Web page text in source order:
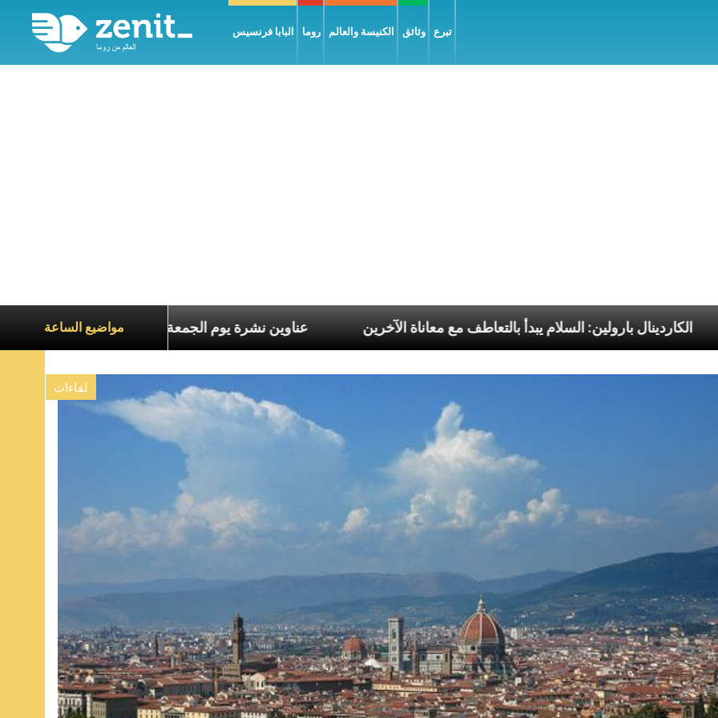
البابا فرنسيس روما الكنيسة والعالم وثائق تبرع
مواضيع الساعة
عناوين نشرة يوم الجمعة 7 آب 2026: السلام يُبنى بصبر يومًا بعد يوم الكاردينال بارولين: السلام يبدأ بالتعاطف مع معاناة الآخرين الرسوليّة
لقاءات